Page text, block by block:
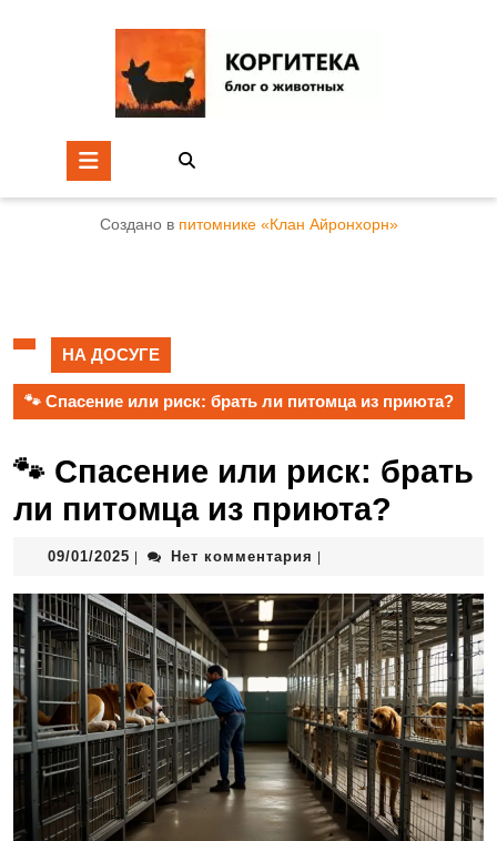
Создано в питомнике «Клан Айронхорн»
НА ДОСУГЕ
🐾 Спасение или риск: брать ли питомца из приюта?
🐾 Спасение или риск: брать
ли питомца из приюта?
09/01/2025 Нет комментария